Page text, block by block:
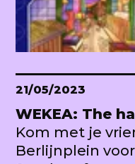
21/05/2023
WEKEA: The
Kom met je
Berlijnplein